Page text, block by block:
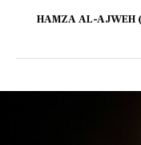
HAMZA AL-AJWEH